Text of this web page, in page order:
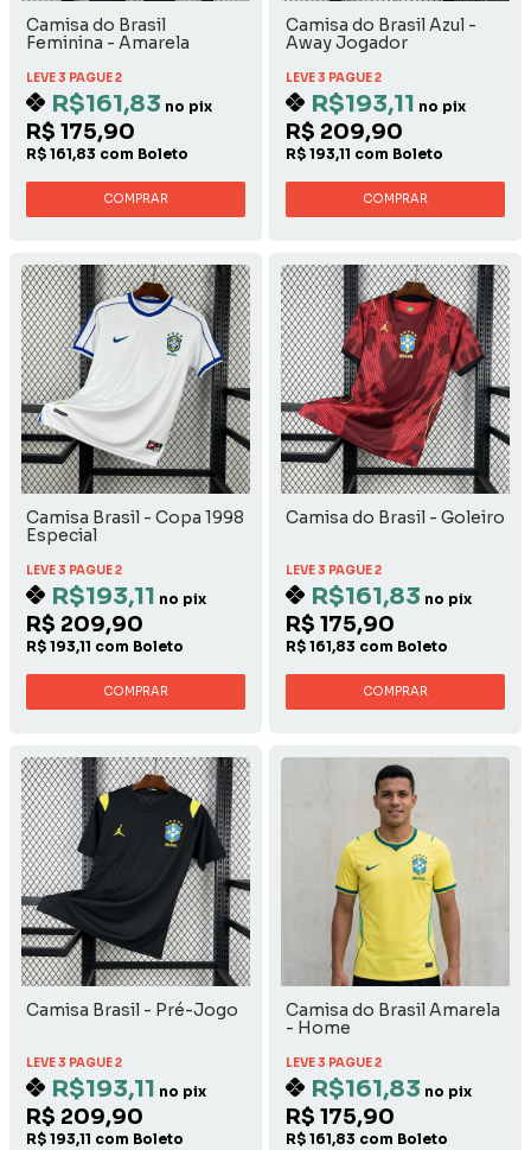
Camisa do Brasil
Feminina - Amarela
LEVE 3 PAGUE 2
R$161,83 no pix
R$ 175,90
R$ 161,83 com Boleto
COMPRAR
Camisa do Brasil Azul -
Away Jogador
LEVE 3 PAGUE 2
R$193,11 no pix
R$ 209,90
R$ 193,11 com Boleto
COMPRAR
Camisa Brasil - Copa 1998
Especial
LEVE 3 PAGUE 2
R$193,11 no pix
R$ 209,90
R$ 193,11 com Boleto
COMPRAR
Camisa do Brasil - Goleiro
LEVE 3 PAGUE 2
R$161,83 no pix
R$ 175,90
R$ 161,83 com Boleto
COMPRAR
Camisa Brasil - Pré-Jogo
LEVE 3 PAGUE 2
R$193,11 no pix
R$ 209,90
R$ 193,11 com Boleto
Camisa do Brasil Amarela
- Home
LEVE 3 PAGUE 2
R$161,83 no pix
R$ 175,90
R$ 161,83 com Boleto